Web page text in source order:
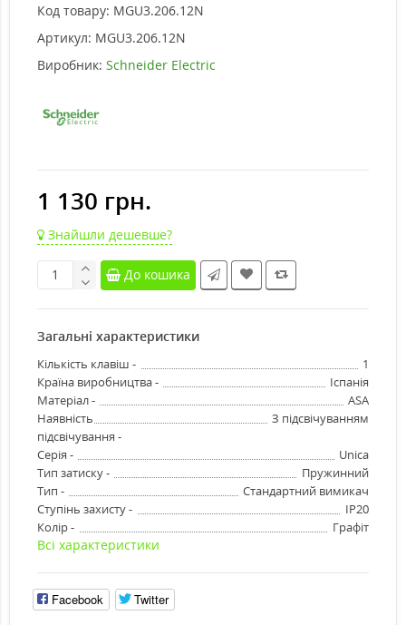
Код товару: MGU3.206.12N
Артикул: MGU3.206.12N
Виробник: Schneider Electric
1 130 грн.
Знайшли дешевше?
До кошика
Загальні характеристики
Кількість клавіш -
1
Країна виробництва -
Іспанія
Матеріал -
ASA
Наявність
підсвічування -
З підсвічуванням
Серія -
Unica
Тип затиску -
Пружинний
Тип -
Стандартний вимикач
Ступінь захисту -
IP20
Колір -
Графіт
Всі характеристики
Facebook Twitter